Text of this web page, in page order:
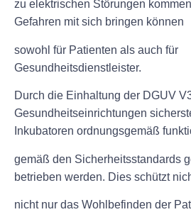
zu elektrischen Störungen
Gefahren mit sich bringen können
sowohl für Patienten als auch für
Gesundheitsdienstleister.
Durch die Einhaltung der DGUV
Gesundheitseinrichtungen
Inkubatoren ordnungsgemäß
gemäß den Sicherheitsstandards
betrieben werden. Dies schützt
nicht nur das Wohlbefinden der